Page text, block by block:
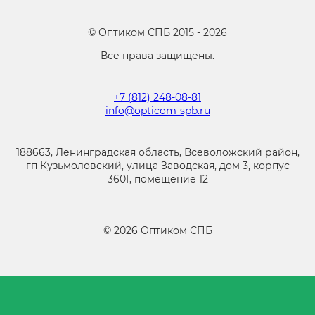
© Оптиком СПБ 2015 - 2026
Все права защищены.
+7 (812) 248-08-81
info@opticom-spb.ru
188663, Ленинградская область, Всеволожский район,
гп Кузьмоловский, улица Заводская, дом 3, корпус
360Г, помещение 12
© 2026 Оптиком СПБ